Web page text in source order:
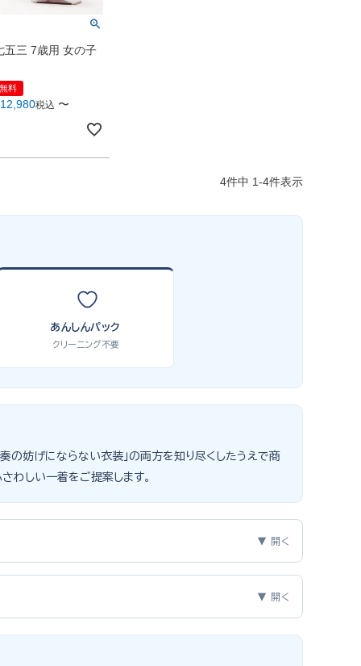
五三 7歳用 女の子
料
12,980税込 〜
4件中 1-4件表示
あんしんパック
クリーニング不要
の妨げにならない衣装」の両方を知り尽くしたうえで商
わしい一着をご提案します。
▼ 開く
つのポイントをご紹介します。
▼ 開く